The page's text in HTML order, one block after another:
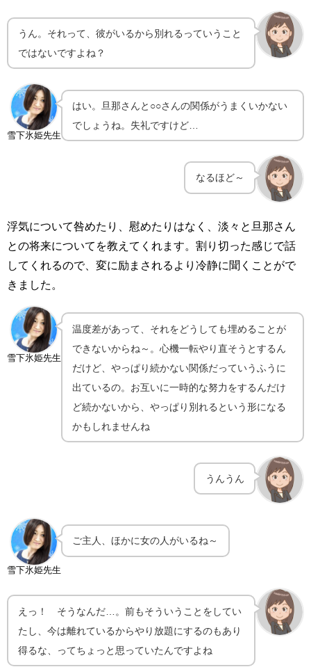
うん。それって、彼がいるから別れるっていうこと
ではないですよね？
雪下氷姫先生
はい。旦那さんと○○さんの関係がうまくいかない
でしょうね。失礼ですけど…
なるほど～
浮気について咎めたり、慰めたりはなく、淡々と旦那さん
との将来についてを教えてくれます。割り切った感じで話
してくれるので、変に励まされるより冷静に聞くことがで
きました。
雪下氷姫先生
温度差があって、それをどうしても埋めることが
できないからね～。心機一転やり直そうとするん
だけど、やっぱり続かない関係だっていうふうに
出ているの。お互いに一時的な努力をするんだけ
ど続かないから、やっぱり別れるという形になる
かもしれませんね
うんうん
雪下氷姫先生
ご主人、ほかに女の人がいるね～
えっ！ そうなんだ…。前もそういうことをしてい
たし、今は離れているからやり放題にするのもあり
得るな、ってちょっと思っていたんですよね